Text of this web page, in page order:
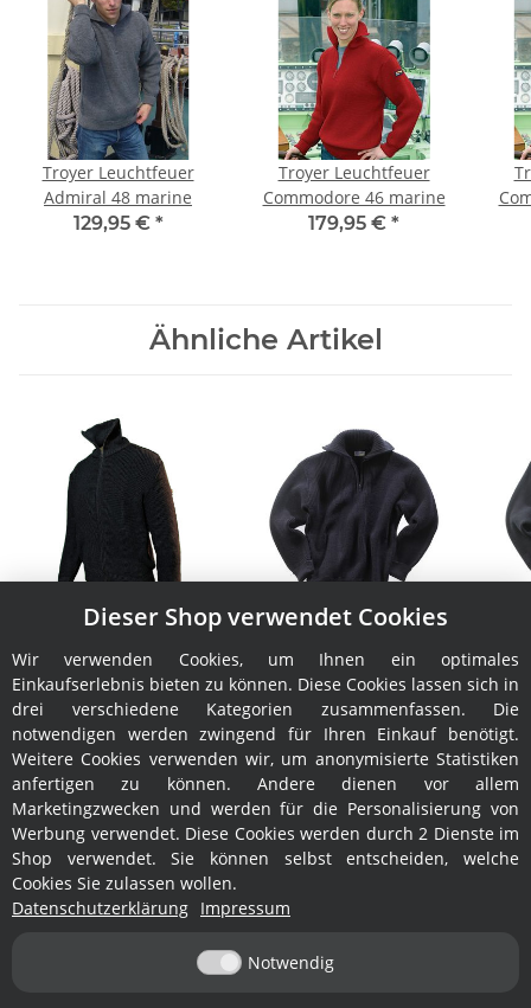
Troyer Leuchtfeuer
Admiral 48 marine
129,95 € *
Troyer Leuchtfeuer
Commodore 46 marine
179,95 € *
Ähnliche Artikel
Jacke Leuchtfeuer
Admiral
139,95 € *
Troyer Elbe Merino
159,00 €
Informationen
Dieser Shop verwendet Cookies
Wir verwenden Cookies, um Ihnen ein optimales
Einkaufserlebnis bieten zu können. Diese Cookies lassen sich in
drei verschiedene Kategorien zusammenfassen. Die
notwendigen werden zwingend für Ihren Einkauf benötigt.
Weitere Cookies verwenden wir, um anonymisierte Statistiken
anfertigen zu können. Andere dienen vor allem
Marketingzwecken und werden für die Personalisierung von
Werbung verwendet. Diese Cookies werden durch 2 Dienste im
Shop verwendet. Sie können selbst entscheiden, welche
Cookies Sie zulassen wollen.
Datenschutzerklärung Impressum
Notwendig